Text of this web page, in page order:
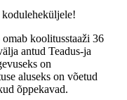
koolitusstaaži 36
antud Teadus-ja
on
aluseks on võetud
õppekavad.